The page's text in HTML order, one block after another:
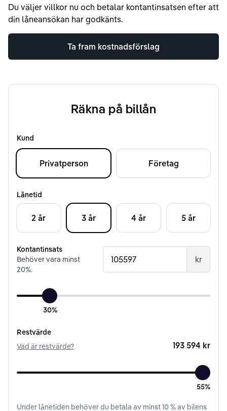
Du väljer villkor nu och betalar kontantinsatsen efter att
din låneansökan har godkänts.
Ta fram kostnadsförslag
Räkna på billån
Kund
Privatperson Företag
Lånetid
2 år 3 år 4 år 5 år
Kontantinsats
Behöver vara minst
20%.
kr
30%
Restvärde
Vad är restvärde?
193 594 kr
55%
Under lånetiden behöver du betala av minst10% av bilens